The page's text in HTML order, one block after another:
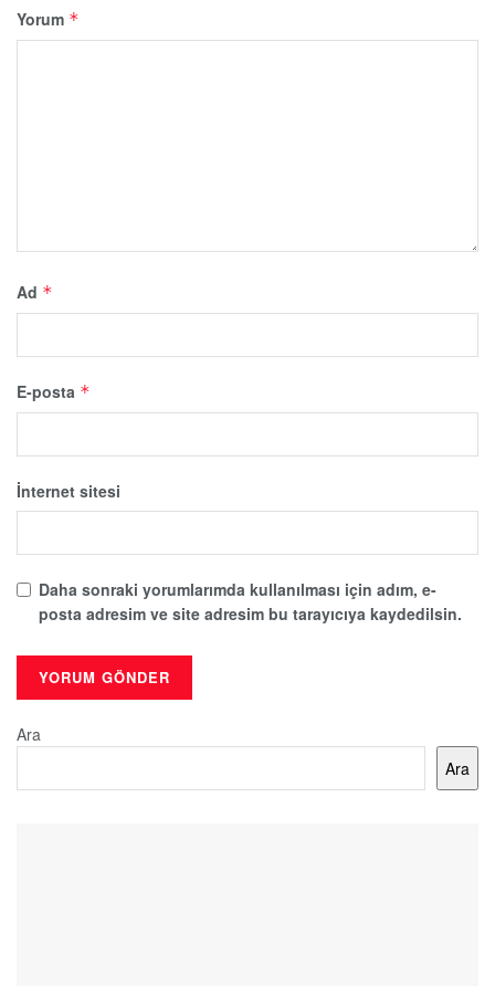
Yorum *
Ad *
E-posta *
İnternet sitesi
Daha sonraki yorumlarımda kullanılması için adım, e-
posta adresim ve site adresim bu tarayıcıya kaydedilsin.
Ara
Ara